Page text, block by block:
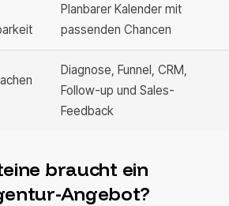
Planbarer Kalender mit
passenden Chancen
Diagnose, Funnel, CRM,
Follow-up und Sales-
Feedback
braucht ein
Angebot?